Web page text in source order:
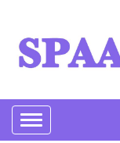
Toggle
navigation